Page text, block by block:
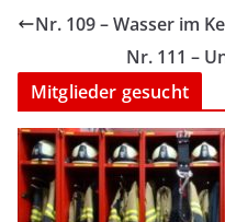
Nr. 109 – Wasser im
Nr. 111 –
Mitglieder gesucht